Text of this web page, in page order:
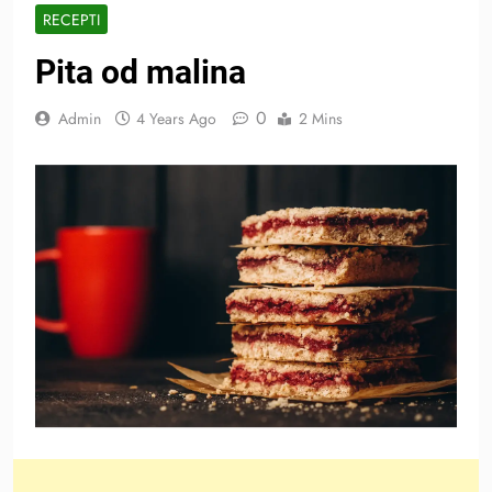
RECEPTI
Pita od malina
Admin 4 Years Ago 0 2 Mins